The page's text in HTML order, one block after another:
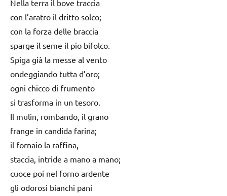
Nella terra il bove traccia
con l’aratro il dritto solco;
con la forza delle braccia
sparge il seme il pio bifolco.
Spiga già la messe al vento
ondeggiando tutta d’oro;
ogni chicco di frumento
si trasforma in un tesoro.
Il mulin, rombando, il grano
frange in candida farina;
il fornaio la raffina,
staccia, intride a mano a mano;
cuoce poi nel forno ardente
gli odorosi bianchi pani